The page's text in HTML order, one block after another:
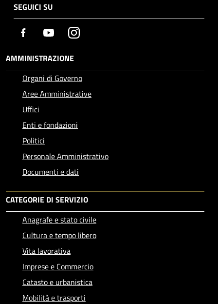
SEGUICI SU
Facebook YoutubeInstagram
AMMINISTRAZIONE
Organi di Governo
Aree Amministrative
Uffici
Enti e fondazioni
Politici
Personale Amministrativo
Documenti e dati
CATEGORIE DI SERVIZIO
Anagrafe e stato civile
Cultura e tempo libero
Vita lavorativa
Imprese e Commercio
Catasto e urbanistica
Mobilità e trasporti